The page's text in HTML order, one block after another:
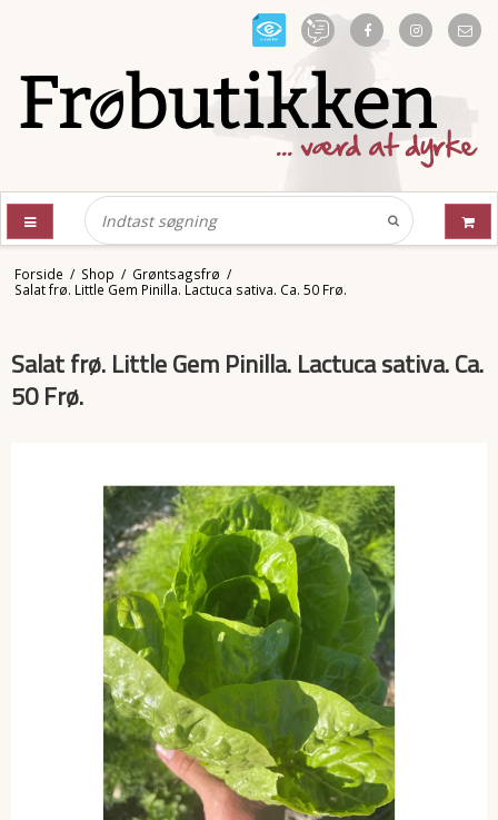
Forside / Shop / Grøntsagsfrø /
Salat frø. Little Gem Pinilla. Lactuca sativa. Ca. 50 Frø.
Salat frø. Little Gem Pinilla. Lactuca sativa. Ca.
50 Frø.